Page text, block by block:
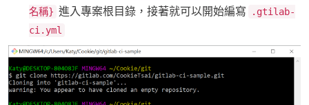
名稱} 進入專案根目錄，接著就可以開始編寫
.gtilab-
ci.yml